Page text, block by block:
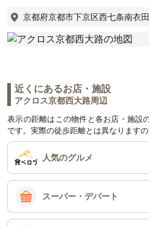
京都府京都市下京区西七条南衣
近くにあるお店・施設
アクロス京都西大路周辺
表示の距離はこの物件と各お店・施設
です。実際の徒歩距離とは異なりますの
人気のグルメ
スーパー・デパート